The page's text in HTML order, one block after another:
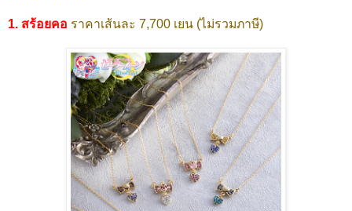
1. สร้อยคอ ราคาเส้นละ 7,700 เยน (ไม่รวมภาษี)